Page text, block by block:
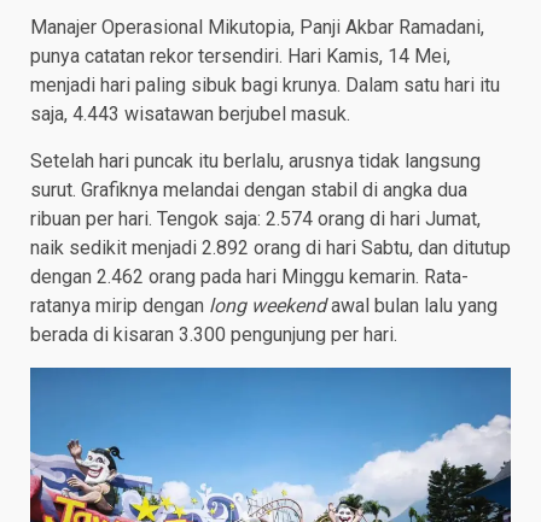
Manajer Operasional Mikutopia, Panji Akbar Ramadani,
punya catatan rekor tersendiri. Hari Kamis, 14 Mei,
menjadi hari paling sibuk bagi krunya. Dalam satu hari itu
saja, 4.443 wisatawan berjubel masuk.
Setelah hari puncak itu berlalu, arusnya tidak langsung
surut. Grafiknya melandai dengan stabil di angka dua
ribuan per hari. Tengok saja: 2.574 orang di hari Jumat,
naik sedikit menjadi 2.892 orang di hari Sabtu, dan ditutup
dengan 2.462 orang pada hari Minggu kemarin. Rata-
ratanya mirip dengan long weekendawal bulan lalu yang
berada di kisaran 3.300 pengunjung per hari.